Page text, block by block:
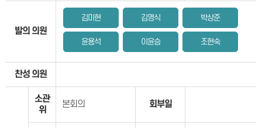
발의 의원
김미현 김영식 박상준
윤용석 이윤승 조현숙
찬성 의원
소관
위
본회의 회부일